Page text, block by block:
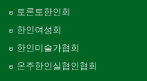
토론토한인회
한인여성회
한인미술가협회
온주한인실협인협회